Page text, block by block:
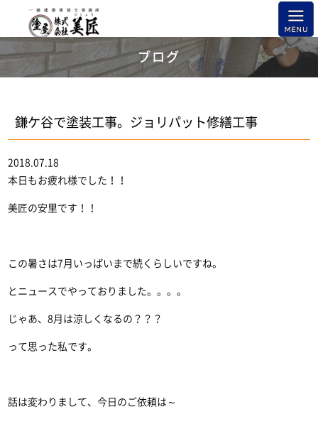
ブログ
鎌ケ谷で塗装工事。ジョリパット修繕工事
2018.07.18
本日もお疲れ様でした！！
美匠の安里です！！
この暑さは7月いっぱいまで続くらしいですね。
とニュースでやっておりました。。。。
じゃあ、8月は涼しくなるの？？？
って思った私です。
話は変わりまして、今日のご依頼は～